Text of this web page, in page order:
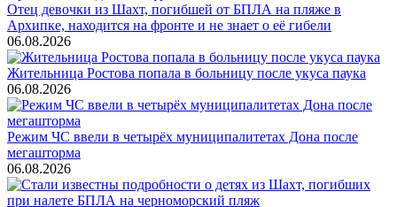
Отец девочки из Шахт, погибшей от БПЛА на пляже в
Архипке, находится на фронте и не знает о её гибели
06.08.2026
Жительница Ростова попала в больницу после укуса паука
06.08.2026
Режим ЧС ввели в четырёх муниципалитетах Дона после
мегашторма
06.08.2026